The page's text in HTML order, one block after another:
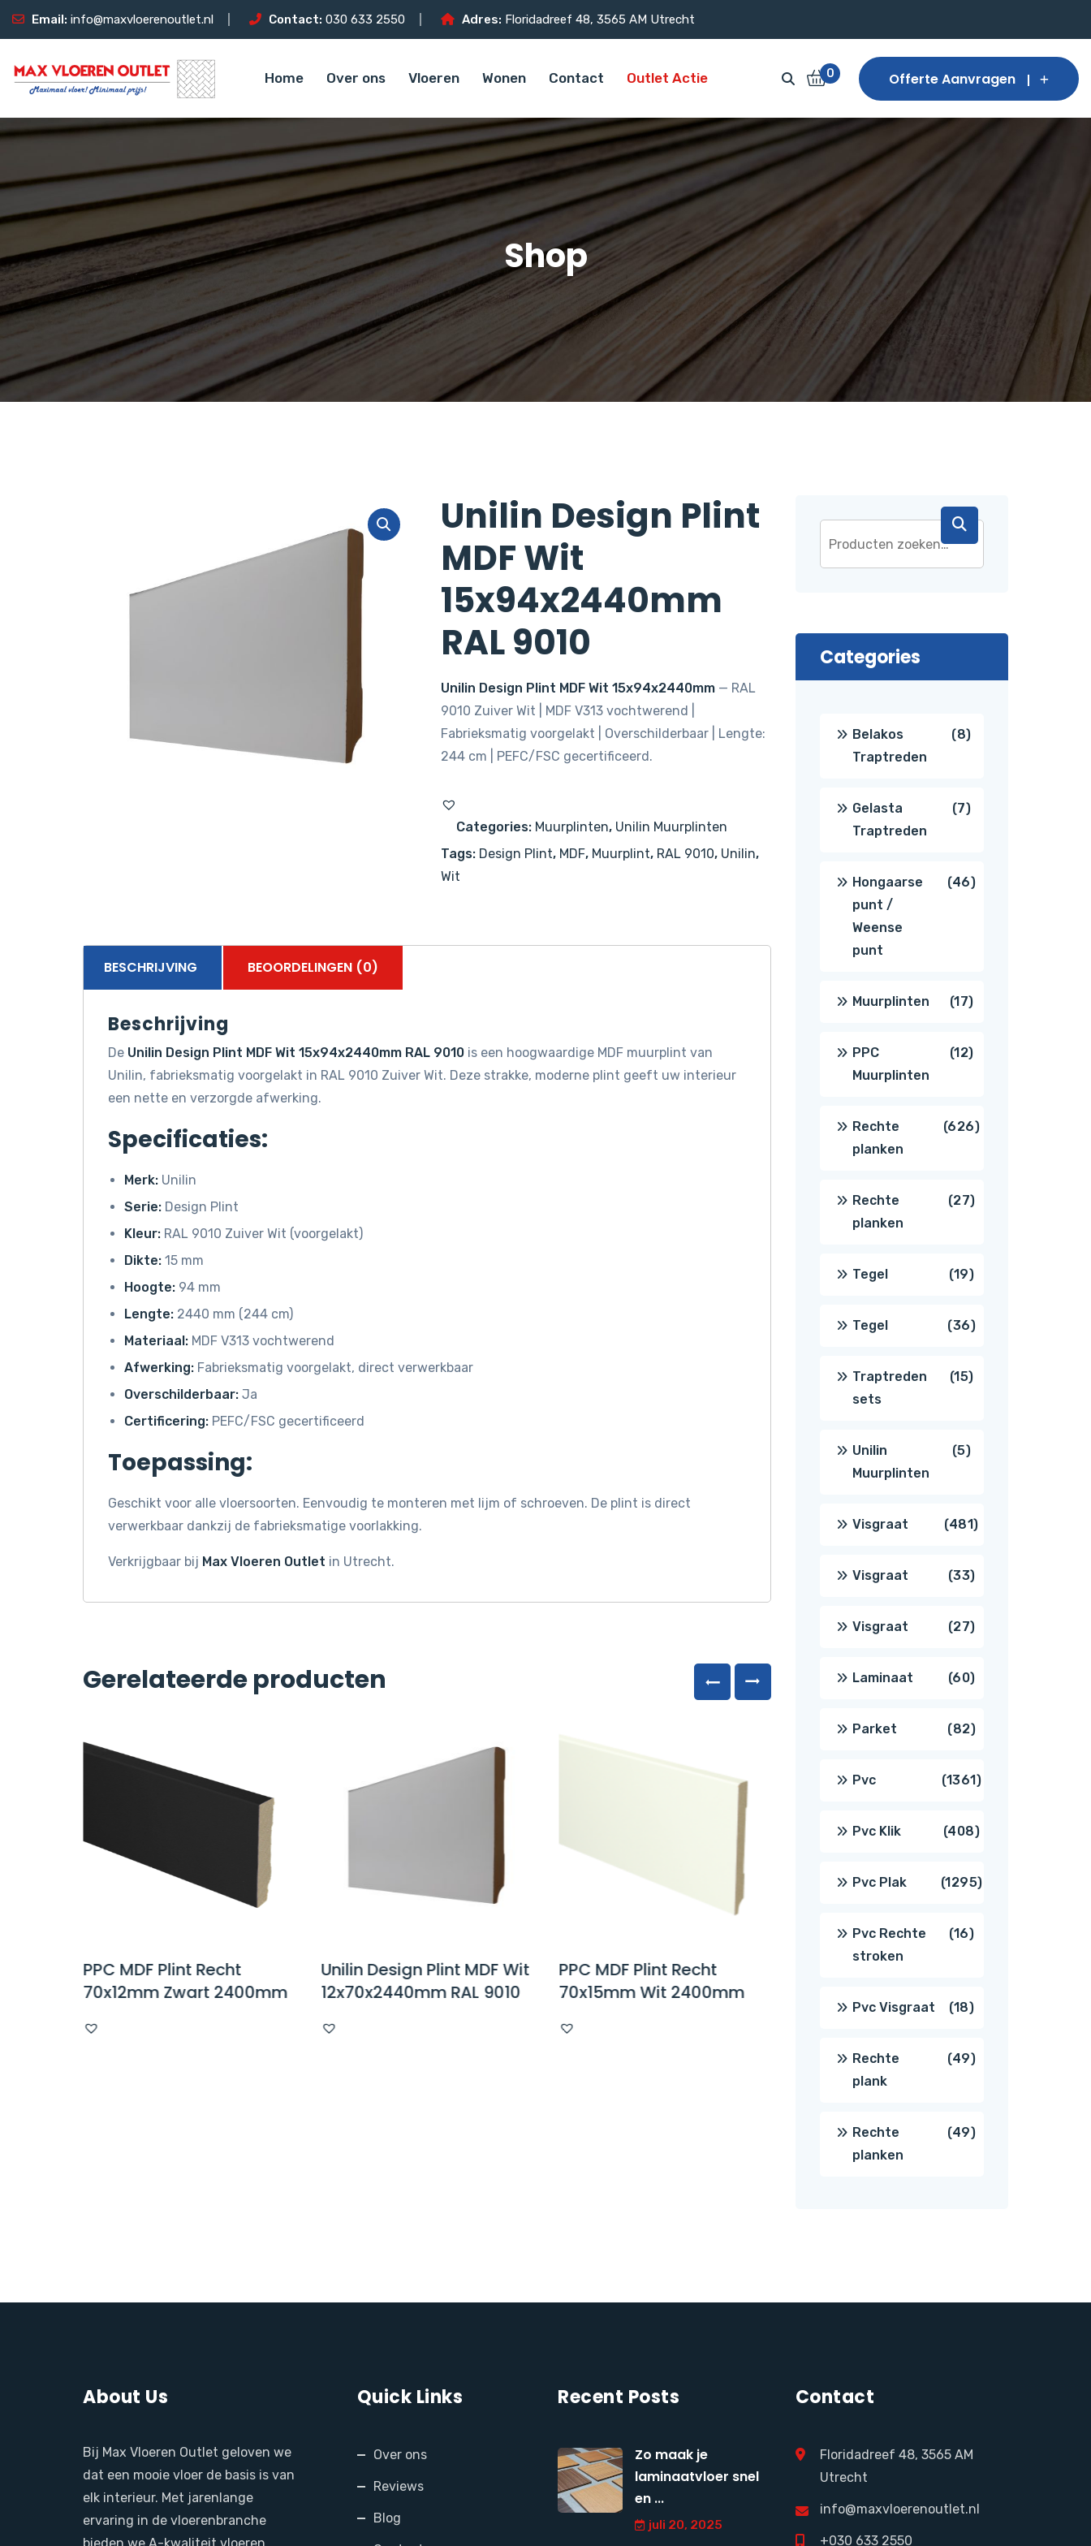
Email: info@maxvloerenoutlet.nl Contact: 030 633 2550 Adres: Floridadreef 48, 3565 AM Utrecht
Home Over ons Vloeren Wonen Contact Outlet Actie 0 Offerte Aanvragen
Shop
Unilin Design Plint
MDF Wit
15x94x2440mm
RAL 9010
Unilin Design Plint MDF Wit 15x94x2440mm— RAL
9010 Zuiver Wit | MDF V313 vochtwerend |
Fabrieksmatig voorgelakt | Overschilderbaar | Lengte:
244 cm | PEFC/FSC gecertificeerd.
Categories: Muurplinten, Unilin Muurplinten
Tags: Design Plint, MDF, Muurplint, RAL 9010, Unilin,
Wit
BESCHRIJVING BEOORDELINGEN (0)
Beschrijving
De Unilin Design Plint MDF Wit 15x94x2440mm RAL 9010 is een hoogwaardige MDF muurplint van
Unilin, fabrieksmatig voorgelakt in RAL 9010 Zuiver Wit. Deze strakke, moderne plint geeft uw interieur
een nette en verzorgde afwerking.
Specificaties:
Merk: Unilin
Serie: Design Plint
Kleur: RAL 9010 Zuiver Wit (voorgelakt)
Dikte: 15 mm
Hoogte: 94 mm
Lengte: 2440 mm (244 cm)
Materiaal: MDF V313 vochtwerend
Afwerking: Fabrieksmatig voorgelakt, direct verwerkbaar
Overschilderbaar: Ja
Certificering: PEFC/FSC gecertificeerd
Toepassing:
Geschikt voor alle vloersoorten. Eenvoudig te monteren met lijm of schroeven. De plint is direct
verwerkbaar dankzij de fabrieksmatige voorlakking.
Verkrijgbaar bij Max Vloeren Outlet in Utrecht.
Gerelateerde producten
PPC MDF Plint Recht
70x12mm Zwart 2400mm
Unilin Design Plint MDF Wit
12x70x2440mm RAL 9010
PPC MDF Plint Recht
70x15mm Wit 2400mm
Categories
Belakos
Traptreden
88
Gelasta
Traptreden
77
Hongaarse
punt /
Weense
punt
4646
Muurplinten 1717
producten
PPC
Muurplinten
1212
Rechte
planken
626626
Rechte
planken
2727
Tegel 1919
producten
Tegel 3636
producten
Traptreden
sets
1515
Unilin
Muurplinten
55
Visgraat 481481
Visgraat 3333
producten
Visgraat 2727
producten
Laminaat 6060
producten
Parket 8282
producten
Pvc 13611361
producten
Pvc Klik 408408
producten
Pvc Plak 12951295
Pvc Rechte
stroken
1616
Pvc Visgraat 1818
producten
Rechte
plank
4949
Rechte
planken
4949
About Us
Bij Max Vloeren Outlet geloven we
dat een mooie vloer de basis is van
elk interieur. Met jarenlange
ervaring in de vloerenbranche
Quick Links
Over ons
Reviews
Blog
Recent Posts
Zo maak je
laminaatvloer snel
en ...
juli 20, 2025
Contact
Floridadreef 48, 3565 AM
Utrecht
info@maxvloerenoutlet.nl
+030 633 2550